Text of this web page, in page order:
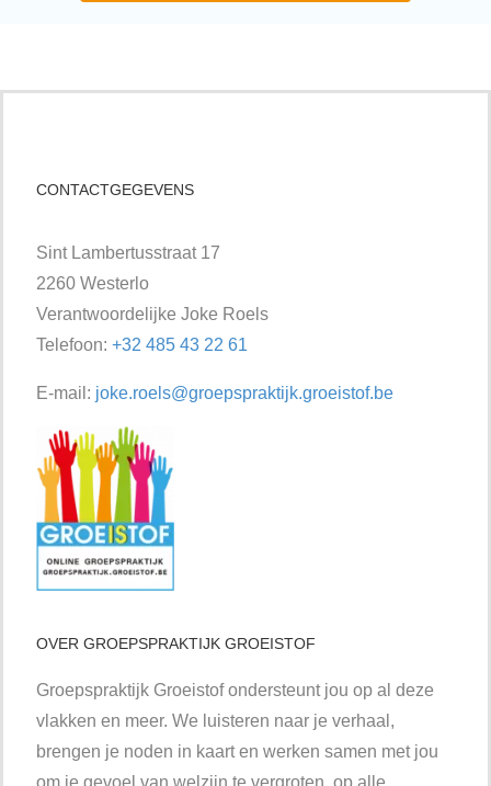
CONTACTGEGEVENS
Sint Lambertusstraat 17
2260 Westerlo
Verantwoordelijke Joke Roels
Telefoon: +32 485 43 22 61
E-mail: joke.roels@groepspraktijk.groeistof.be
OVER GROEPSPRAKTIJK GROEISTOF
Groepspraktijk Groeistof ondersteunt jou op al deze
vlakken en meer. We luisteren naar je verhaal,
brengen je noden in kaart en werken samen met jou
om je gevoel van welzijn te vergroten, op alle